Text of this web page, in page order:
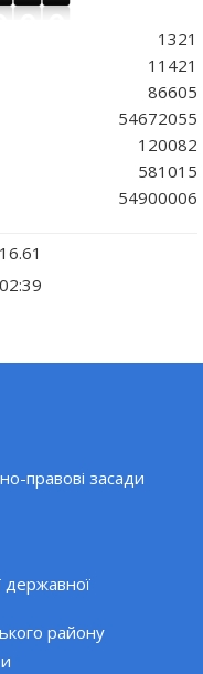
1321
11421
86605
54672055
120082
581015
54900006
правові засади
державної
району